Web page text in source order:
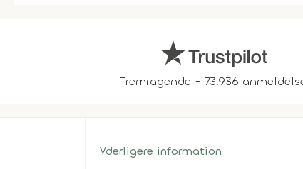
Fremragende - 73.936
Yderligere information